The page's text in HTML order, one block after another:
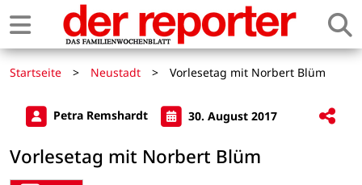
Startseite > Neustadt > Vorlesetag mit Norbert Blüm
Petra Remshardt 30. August 2017
Vorlesetag mit Norbert Blüm